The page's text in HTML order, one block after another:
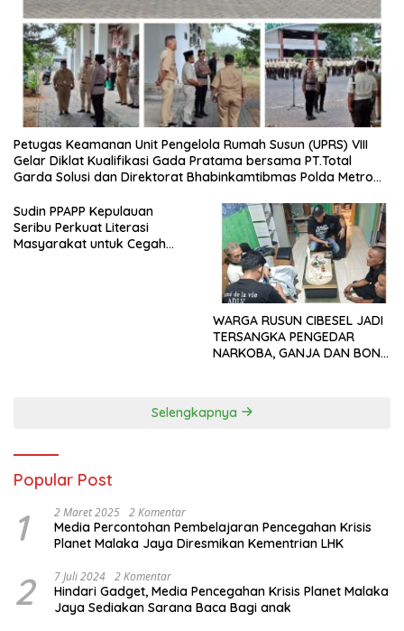
Petugas Keamanan Unit Pengelola Rumah Susun (UPRS) VIII
Gelar Diklat Kualifikasi Gada Pratama bersama PT.Total
Garda Solusi dan Direktorat Bhabinkamtibmas Polda Metro
Sudin PPAPP Kepulauan
Seribu Perkuat Literasi
Masyarakat untuk Cegah
WARGA RUSUN CIBESEL JADI
TERSANGKA PENGEDAR
NARKOBA, GANJA DAN BONG
Selengkapnya
Popular Post
1 2 Maret 2025 2 Komentar
Media Percontohan Pembelajaran Pencegahan Krisis
Planet Malaka Jaya Diresmikan Kementrian LHK
2 7 Juli 2024 2 Komentar
Hindari Gadget, Media Pencegahan Krisis Planet Malaka
Jaya Sediakan Sarana Baca Bagi anak